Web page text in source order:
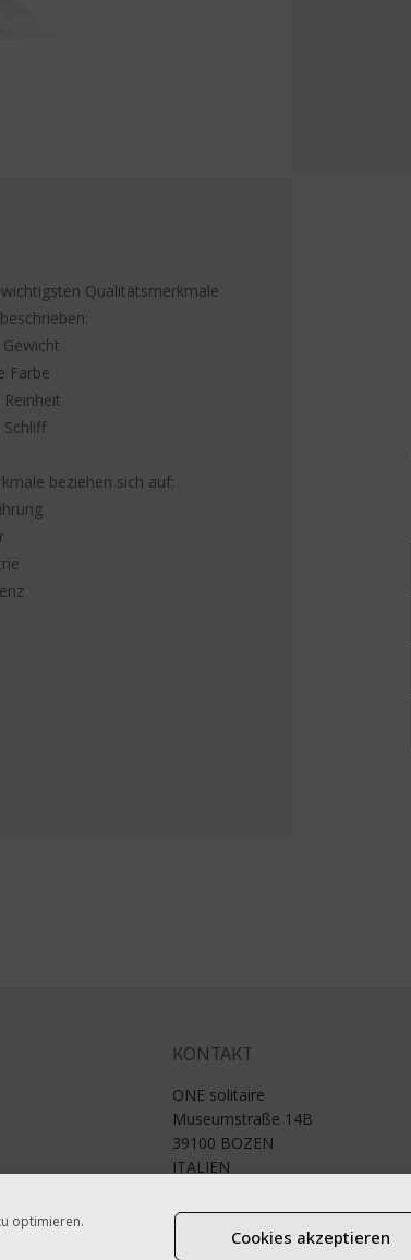
optimieren.
Cookies akzeptieren
Qualitätsmerkmale
Farbe
beziehen sich auf:
KONTAKT
ONE solitaire
Museumstraße 14B
39100 BOZEN
ITALIEN
Impressum